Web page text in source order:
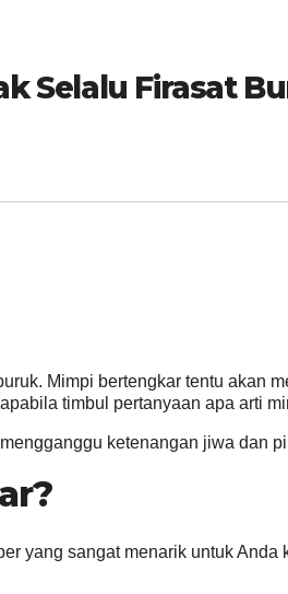
Selalu Firasat
Mimpi bertengkar tentu akan
timbul pertanyaan apa arti
ketenangan jiwa dan
yang sangat menarik untuk Anda